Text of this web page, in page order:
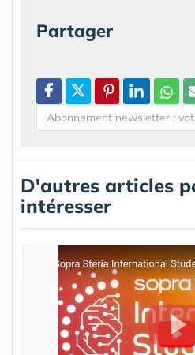
Partager
D'autres articles
intéresser